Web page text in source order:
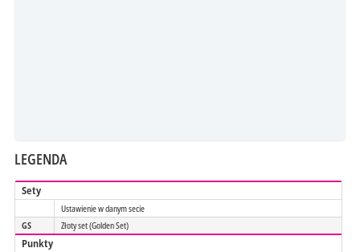
LEGENDA
Sety
Ustawienie w danym secie
GS
Złoty set (Golden Set)
Punkty